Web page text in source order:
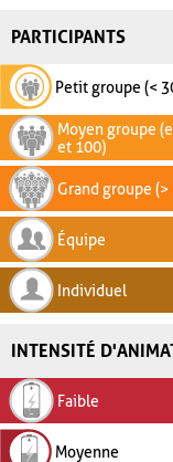
PARTICIPANTS
Petit groupe (<
Moyen groupe
et 100)
Grand groupe (>
Équipe
Individuel
INTENSITÉ
Faible
Moyenne